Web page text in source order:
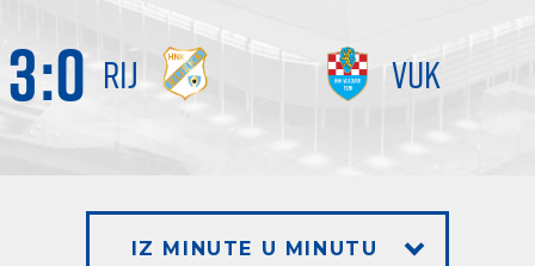
RIJ VUK
3:0
IZ MINUTE U MINUTU